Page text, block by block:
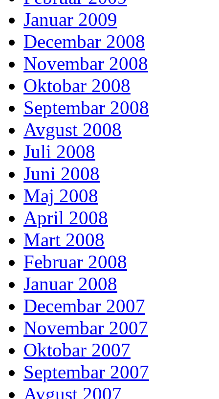
Januar 2009
Decembar 2008
Novembar 2008
Oktobar 2008
Septembar 2008
Avgust 2008
Juli 2008
Juni 2008
Maj 2008
April 2008
Mart 2008
Februar 2008
Januar 2008
Decembar 2007
Novembar 2007
Oktobar 2007
Septembar 2007
Avgust 2007